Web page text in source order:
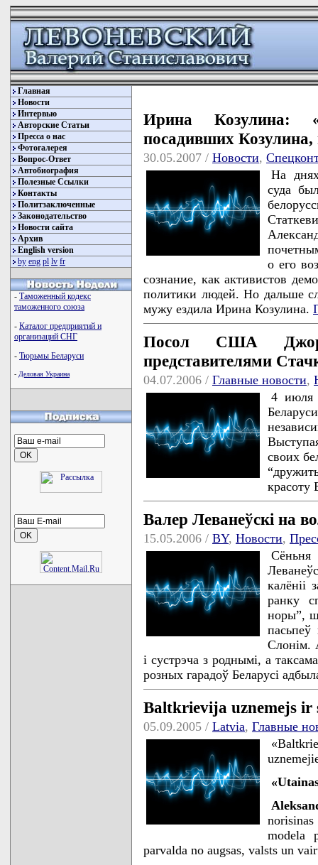
Главная
Новости
Интервью
Авторские Статьи
Пресса о нас
Фотогалерея
Вопрос-Ответ
Автобиография
Полезные Ссылки
Контакты
Политзаключенные
Законодательство
Новости сайта
Архив
English version
by eng pl lv fr
- Таможенный кодекс
таможенного союза
- Каталог предприятий и
организаций СНГ
- Тюрьмы Беларуси
- Деловая Украина
Ирина Козулина:
посадивших Козулина,
30.05.2007 / Новости,
На
суда
о его
сознание, как активистов
политики людей. Но дальше
мужу ездила Ирина Козулина.
Посол США
представителями
04.07.2006 / Главные новости,
4 июля
своих
красоту
Валер Леванеўскі на
15.05.2006 / BY, Новости,
калёніі
ранку
норы”,
пасьпеў
Слонім.
і сустрэча з роднымі, а
розных гарадоў Беларусі
Baltkrievija uznemejs ir
05.09.2005 / Latvia, Главные
modela
parvalda no augsas, valsts un